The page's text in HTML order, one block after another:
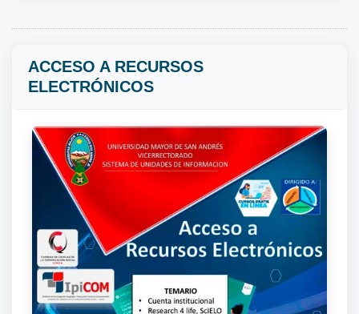
ACCESO A RECURSOS
ELECTRÓNICOS